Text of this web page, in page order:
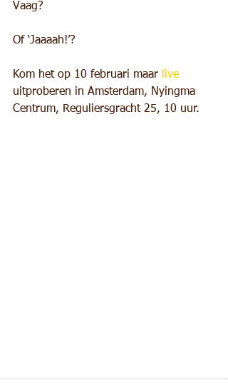
Vaag?
Of ‘Jaaaah!’?
Kom het op 10 februari maar
live
uitproberen in Amsterdam, Nyingma
Centrum, Reguliersgracht 25, 10 uur.